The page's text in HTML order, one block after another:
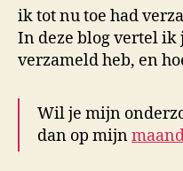
ik tot nu toe had
In deze blog vertel ik
verzameld heb, en
Wil je mijn
dan op mijn